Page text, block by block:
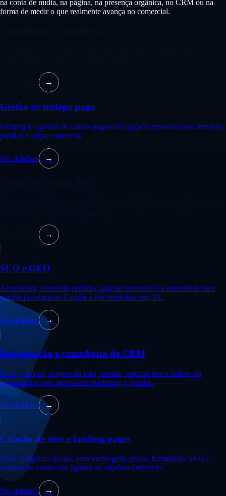
na conta de mídia, na página, na presença orgânica, no CRM ou na
forma de medir o que realmente avança no comercial.
→
Gestão de tráfego pago
Estratégia e gestão de canais pagos com papéis separados por intenção,
público e etapa comercial.
Ver detalhes →
→
SEO e GEO
Arquitetura, conteúdo próprio, páginas comerciais e autoridade para
ganhar presença no Google e em respostas com IA.
Ver detalhes →
Implantação e consultoria de CRM
Funil, campos, origem do lead, tarefas, automações e follow-up
organizados para aproximar marketing e vendas.
Ver detalhes →
Criação de sites e landing pages
Sites e páginas rápidas, com mensagem, prova, formulário, SEO e
eventos de conversão ligados ao objetivo comercial.
Ver detalhes →